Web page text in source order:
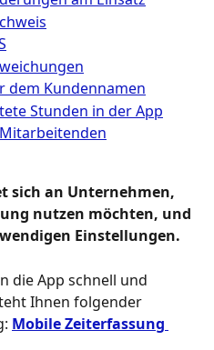
dem Kundennamen
Stunden in der App
sich an Unternehmen,
nutzen möchten, und
Einstellungen.
die App schnell und
Ihnen folgender
Mobile Zeiterfassung